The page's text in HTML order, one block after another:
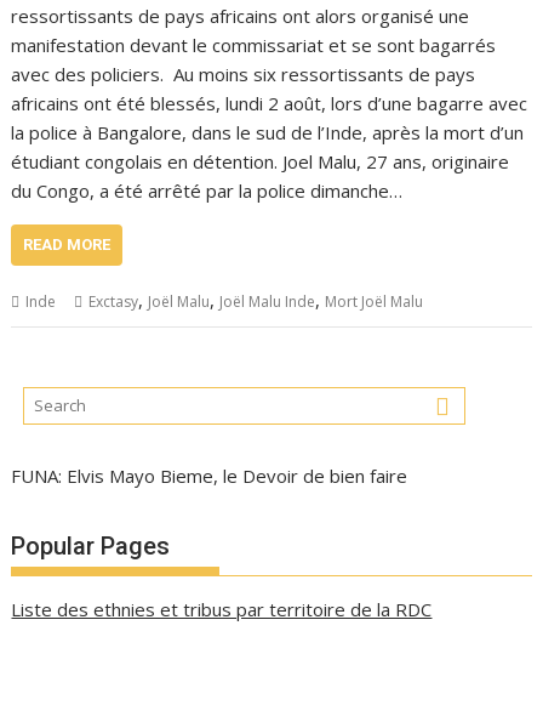
ressortissants de pays africains ont alors organisé une
manifestation devant le commissariat et se sont bagarrés
avec des policiers. Au moins six ressortissants de pays
africains ont été blessés, lundi 2 août, lors d’une bagarre avec
la police à Bangalore, dans le sud de l’Inde, après la mort d’un
étudiant congolais en détention. Joel Malu, 27 ans, originaire
du Congo, a été arrêté par la police dimanche…
READ MORE
Inde Exctasy, Joël Malu, Joël Malu Inde, Mort Joël Malu
FUNA: Elvis Mayo Bieme, le Devoir de bien faire
Popular Pages
Liste des ethnies et tribus par territoire de la RDC